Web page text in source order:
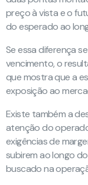
preço à vista e o
do esperado ao
Se essa diferença
vencimento, o
que mostra que a
exposição ao
Existe também a
atenção do
exigências de
subirem ao longo
buscado na